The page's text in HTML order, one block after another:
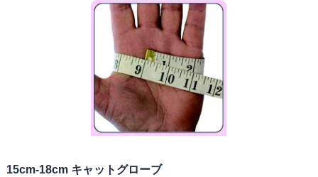
15cm-18cm キャットグローブ